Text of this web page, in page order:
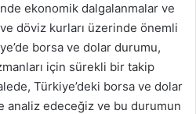
ekonomik dalgalanmalar ve
döviz kurları üzerinde önemli
borsa ve dolar durumu,
için sürekli bir takip
Türkiye’deki borsa ve dolar
edeceğiz ve bu durumun